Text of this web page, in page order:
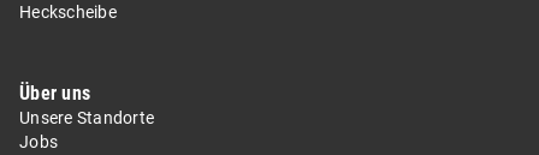
Heckscheibe
Über uns
Unsere Standorte
Jobs